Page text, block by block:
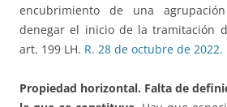
encubrimiento de una
denegar el inicio de la tramitación
art. 199 LH. R. 28 de octubre de 2022.
Propiedad horizontal. Falta de